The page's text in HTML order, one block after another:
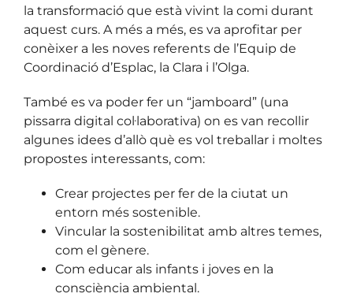
la transformació que està vivint la comi durant
aquest curs. A més a més, es va aprofitar per
conèixer a les noves referents de l’Equip de
Coordinació d’Esplac, la Clara i l’Olga.
També es va poder fer un “jamboard” (una
pissarra digital col·laborativa) on es van recollir
algunes idees d’allò què es vol treballar i moltes
propostes interessants, com:
Crear projectes per fer de la ciutat un
entorn més sostenible.
Vincular la sostenibilitat amb altres temes,
com el gènere.
Com educar als infants i joves en la
consciència ambiental.